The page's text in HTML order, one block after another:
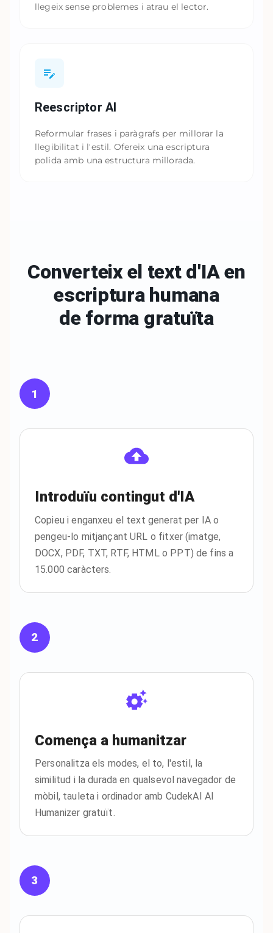
llegeix sense problemes i atrau el lector.
Reescriptor AI
Reformular frases i paràgrafs per millorar la
llegibilitat i l'estil. Ofereix una escriptura
polida amb una estructura millorada.
Converteix el text d'IA en
escriptura humana
de forma gratuïta
1
Introduïu contingut d'IA
Copieu i enganxeu el text generat per IA o
pengeu-lo mitjançant URL o fitxer (imatge,
DOCX, PDF, TXT, RTF, HTML o PPT) de fins a
15.000 caràcters.
2
Comença a humanitzar
Personalitza els modes, el to, l'estil, la
similitud i la durada en qualsevol navegador de
mòbil, tauleta i ordinador amb CudekAI AI
Humanizer gratuït.
3